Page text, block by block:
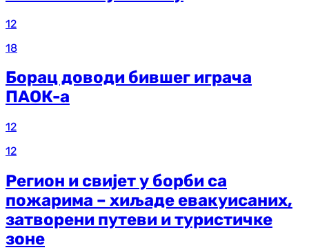
12
18
Борац доводи бившег играча
ПАОК-а
12
12
Регион и свијет у борби са
пожарима – хиљаде евакуисаних,
затворени путеви и туристичке
зоне